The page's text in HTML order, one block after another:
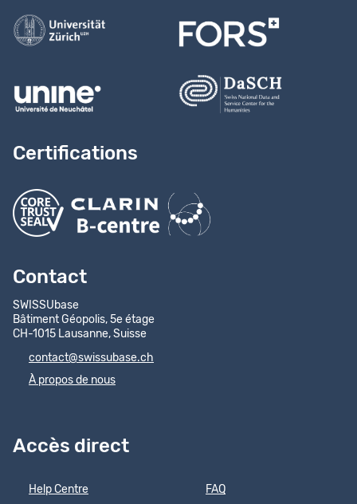
Certifications
Contact
SWISSUbase
Bâtiment Géopolis, 5e étage
CH-1015 Lausanne, Suisse
contact@swissubase.ch
À propos de nous
Accès direct
Help Centre FAQ